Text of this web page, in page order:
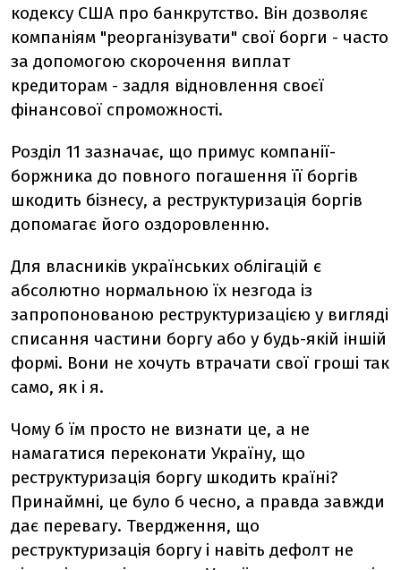
кодексу США про банкрутство. Він дозволяє
компаніям "реорганізувати" свої борги - часто
за допомогою скорочення виплат
кредиторам - задля відновлення своєї
фінансової спроможності.
Розділ 11 зазначає, що примус компанії-
боржника до повного погашення її боргів
шкодить бізнесу, а реструктуризація боргів
допомагає його оздоровленню.
Для власників українських облігацій є
абсолютно нормальною їх незгода із
запропонованою реструктуризацією у вигляді
списання частини боргу або у будь-якій іншій
формі. Вони не хочуть втрачати свої гроші так
само, як і я.
Чому б їм просто не визнати це, а не
намагатися переконати Україну, що
реструктуризація боргу шкодить країні?
Принаймні, це було б чесно, а правда завжди
дає перевагу. Твердження, що
реструктуризація боргу і навіть дефолт не